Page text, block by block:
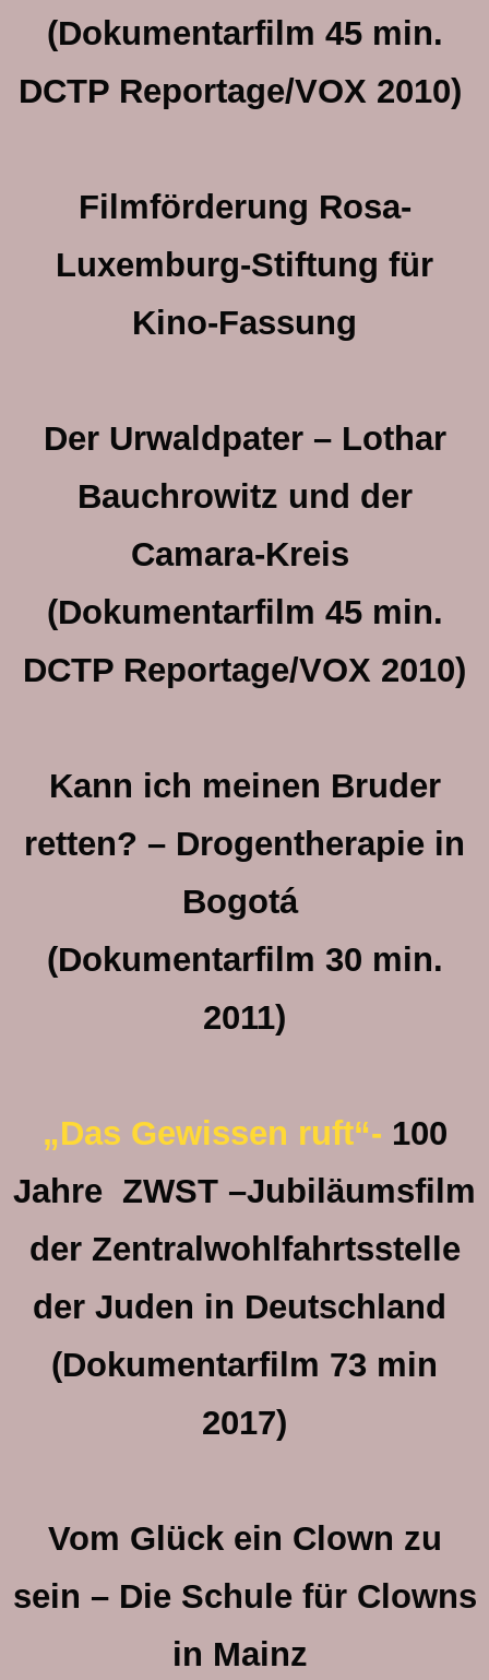
(Dokumentarfilm 45 min.
DCTP Reportage/VOX 2010)
Filmförderung Rosa-
Luxemburg-Stiftung für
Kino-Fassung
Der Urwaldpater – Lothar
Bauchrowitz und der
Camara-Kreis
(Dokumentarfilm 45 min.
DCTP Reportage/VOX 2010)
Kann ich meinen Bruder
retten? – Drogentherapie in
Bogotá
(Dokumentarfilm 30 min.
2011)
„Das Gewissen ruft“- 100
Jahre ZWST –Jubiläumsfilm
der Zentralwohlfahrtsstelle
der Juden in Deutschland
(Dokumentarfilm 73 min
2017)
Vom Glück ein Clown zu
sein – Die Schule für Clowns
in Mainz